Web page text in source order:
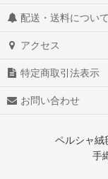
配送・送料について
アクセス
特定商取引法表示
お問い合わせ
ペルシャ絨
手